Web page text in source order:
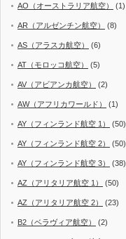
AO（オーストラリア航空） (1)
AR（アルゼンチン航空） (8)
AS（アラスカ航空） (6)
AT（モロッコ航空） (5)
AV（アビアンカ航空） (2)
AW（アフリカワールド） (1)
AY（フィンランド航空 1） (50)
AY（フィンランド航空 2） (50)
AY（フィンランド航空 3） (38)
AZ（アリタリア航空 1） (50)
AZ（アリタリア航空 2） (23)
B2（ベラヴィア航空） (2)